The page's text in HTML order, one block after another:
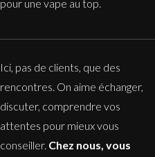
pour une vape au top.
Ici, pas de clients, que des
rencontres. On aime échanger,
discuter, comprendre vos
attentes pour mieux vous
conseiller. Chez nous, vous